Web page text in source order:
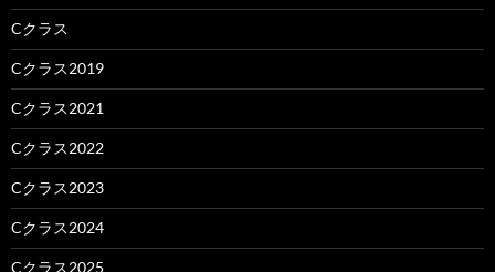
Cクラス
Cクラス2019
Cクラス2021
Cクラス2022
Cクラス2023
Cクラス2024
Cクラス2025